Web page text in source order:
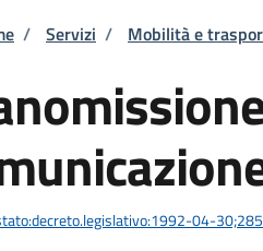
di pane
/ Servizi / Mobilità e
04-